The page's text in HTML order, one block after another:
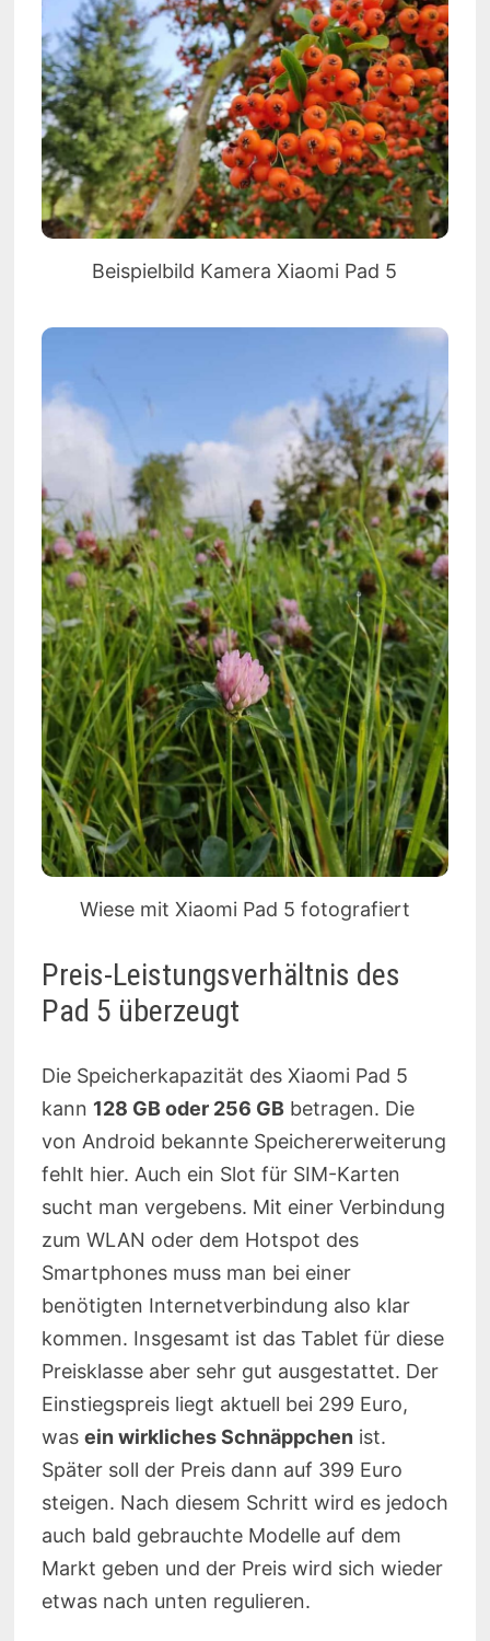
Beispielbild Kamera Xiaomi Pad 5
Wiese mit Xiaomi Pad 5 fotografiert
Preis-Leistungsverhältnis des
Pad 5 überzeugt
Die Speicherkapazität des Xiaomi Pad 5
kann 128 GB oder 256 GBbetragen. Die
von Android bekannte Speichererweiterung
fehlt hier. Auch ein Slot für SIM-Karten
sucht man vergebens. Mit einer Verbindung
zum WLAN oder dem Hotspot des
Smartphones muss man bei einer
benötigten Internetverbindung also klar
kommen. Insgesamt ist das Tablet für diese
Preisklasse aber sehr gut ausgestattet. Der
Einstiegspreis liegt aktuell bei 299 Euro,
was ein wirkliches Schnäppchen ist.
Später soll der Preis dann auf 399 Euro
steigen. Nach diesem Schritt wird es jedoch
auch bald gebrauchte Modelle auf dem
Markt geben und der Preis wird sich wieder
etwas nach unten regulieren.